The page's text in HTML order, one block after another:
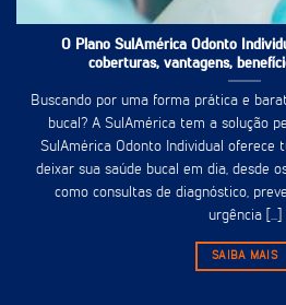
O Plano SulAmérica Odonto
coberturas, vantagens,
Buscando por uma forma prática e
bucal? A SulAmérica tem a solução
SulAmérica Odonto Individual oferece
deixar sua saúde bucal em dia, desde
como consultas de diagnóstico,
urgência [...]
SAIBA MAIS